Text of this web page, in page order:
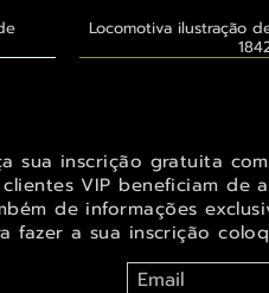
Locomotiva ilustração
sua inscrição gratuita
clientes VIP beneficiam de
de informações
fazer a sua inscrição